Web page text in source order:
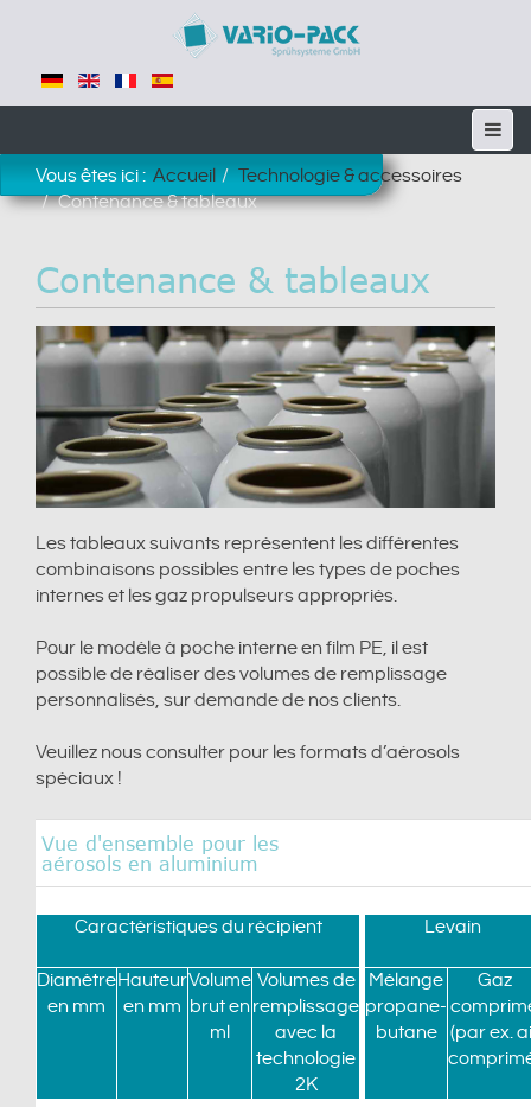
Vous êtes ici : Accueil
Technologie & accessoires
Contenance & tableaux
Contenance & tableaux
Les tableaux suivants représentent les différentes
combinaisons possibles entre les types de poches
internes et les gaz propulseurs appropriés.
Pour le modèle à poche interne en film PE, il est
possible de réaliser des volumes de remplissage
personnalisés, sur demande de nos clients.
Veuillez nous consulter pour les formats d’aérosols
spéciaux !
Vue d'ensemble pour les
aérosols en aluminium
Caractéristiques du récipient Levain
Diamètre
en mm
Hauteur
en mm
Volume
brut en
ml
Volumes de
remplissage
avec la
technologie
2K
Mélange
propane-
butane
Gaz
(par ex.